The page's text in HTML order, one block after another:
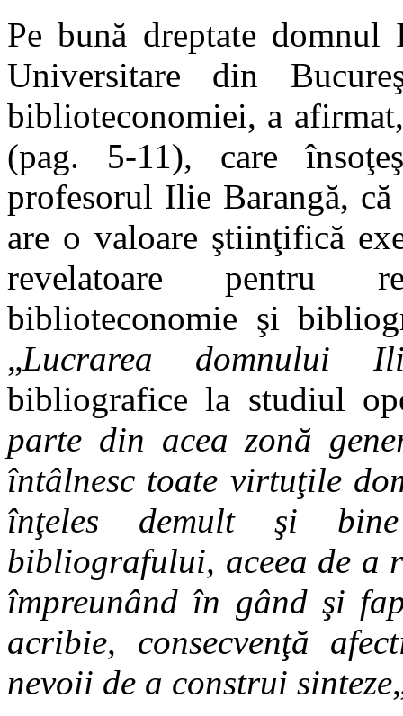
Pe bună dreptate
Universitare din
biblioteconomiei, a
(pag. 5-11), care
profesorul Ilie Barangă, că
are o valoare ştiinţifică
revelatoare pentru
biblioteconomie şi
„Lucrarea domnului
bibliografice la studiul
parte din acea zonă
întâlnesc toate virtuţile
înţeles demult şi
bibliografului, aceea de a
împreunând în gând şi
acribie, consecvenţă
nevoii de a construi sinteze